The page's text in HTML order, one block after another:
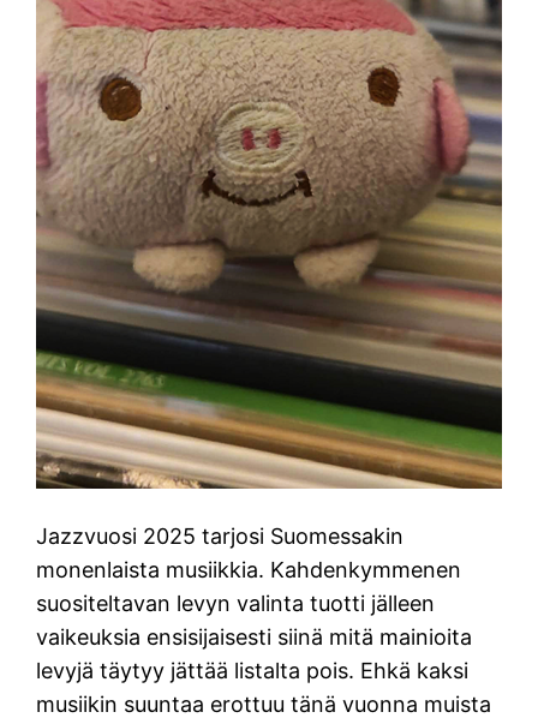
Jazzvuosi 2025 tarjosi Suomessakin
monenlaista musiikkia. Kahdenkymmenen
suositeltavan levyn valinta tuotti jälleen
vaikeuksia ensisijaisesti siinä mitä mainioita
levyjä täytyy jättää listalta pois. Ehkä kaksi
musiikin suuntaa erottuu tänä vuonna muista